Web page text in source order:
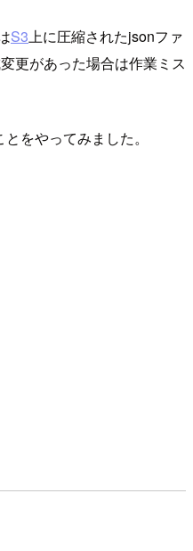
S3上に圧縮されたjsonファ
更があった場合は作業ミス
をやってみました。